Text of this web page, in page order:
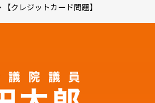
【クレジットカード問題】